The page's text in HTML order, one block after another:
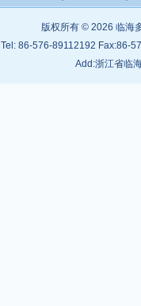
版权所有 © 2026临海
Tel: 86-576-89112192 Fax:86-
Add:浙江省临